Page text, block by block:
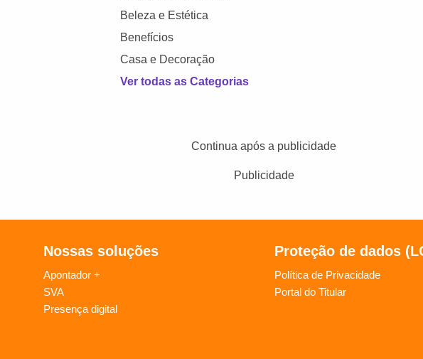
Beleza e Estética
Benefícios
Casa e Decoração
Ver todas as Categorias
Continua após a publicidade
Publicidade
Nossas soluções
Apontador +
SVA
Presença digital
Proteção de dados
Política de Privacidade
Portal do Titular